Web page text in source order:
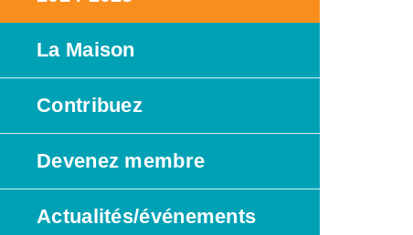
La Maison
Contribuez
Devenez membre
Actualités/événements